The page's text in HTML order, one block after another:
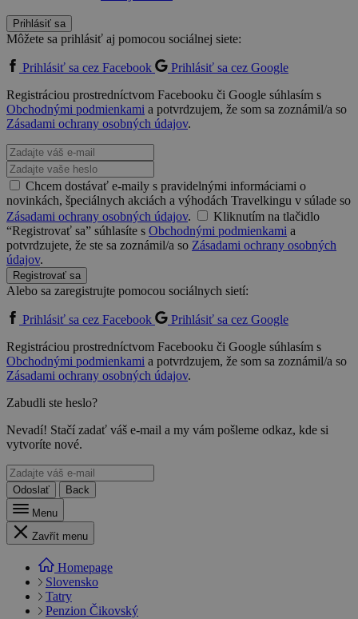
Prihlásiť sa
Môžete sa prihlásiť aj pomocou sociálnej siete:
Prihlásiť sa cez Facebook
Prihlásiť sa cez Google
Registráciou prostredníctvom Facebooku či Google súhlasím s
Obchodnými podmienkami a potvrdzujem, že som sa zoznámil/a so
Zásadami ochrany osobných údajov.
Chcem dostávať e-maily s pravidelnými informáciami o
novinkách, špeciálnych akciách a výhodách Travelkingu v súlade so
Zásadami ochrany osobných údajov.
Kliknutím na tlačidlo
“Registrovať sa” súhlasíte s Obchodnými podmienkami a
potvrdzujete, že ste sa zoznámil/a so Zásadami ochrany osobných
údajov.
Registrovať sa
Alebo sa zaregistrujte pomocou sociálnych sietí:
Prihlásiť sa cez Facebook
Prihlásiť sa cez Google
Registráciou prostredníctvom Facebooku či Google súhlasím s
Obchodnými podmienkami a potvrdzujem, že som sa zoznámil/a so
Zásadami ochrany osobných údajov.
Zabudli ste heslo?
Nevadí! Stačí zadať váš e-mail a my vám pošleme odkaz, kde si
vytvoríte nové.
Odoslať
Back
Menu
Zavřít menu
Homepage
Slovensko
Tatry
Penzion Čikovský